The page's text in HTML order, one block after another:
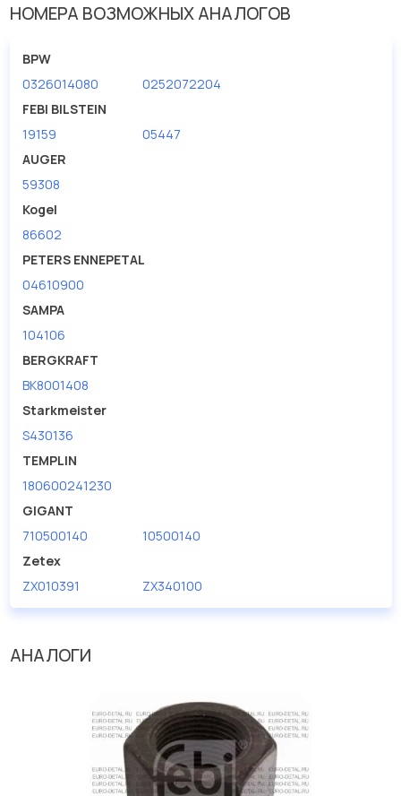
Поверхность
оцинкованный
Шаг резьбы [мм] 2
1.5
НОМЕРА ВОЗМОЖНЫХ АНАЛОГОВ
BPW
0326014080
0252072204
FEBI BILSTEIN
19159
05447
AUGER
59308
Kogel
86602
PETERS ENNEPETAL
04610900
SAMPA
104106
BERGKRAFT
BK8001408
Starkmeister
S430136
TEMPLIN
180600241230
GIGANT
710500140
10500140
Zetex
ZX010391
ZX340100
АНАЛОГИ